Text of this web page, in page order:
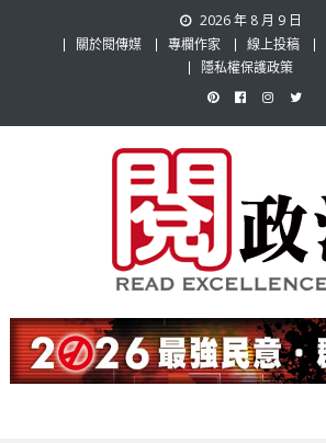
2026 年 8 月 9 日
關於閱傳媒
專欄作家 線上投稿
隱私權保護政策
閱政治 Read Gov
題，也要專業評論，閱政治與多元的政治評論
讓讀者有最多元和專業的